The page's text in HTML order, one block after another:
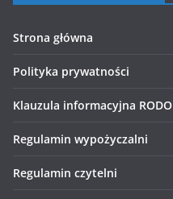
Strona główna
Polityka prywatności
Klauzula informacyjna RODO
Regulamin wypożyczalni
Regulamin czytelni